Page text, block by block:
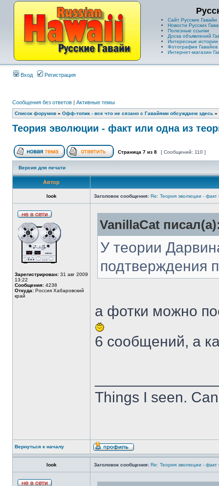
Сайт Русские Гавайи
Новости Русских
Полезные ссылки
Доска объявлений
Интересные истории
Фотографии Гавайев
Интернет-магазин
Вход Регистрация
Сообщения без ответов | Активные темы
Список форумов » Офф-топик - все что не сязано с Гавайями обсуждаем здесь »
Теория эволюции - факт или одна из
Страница 7 из 8 [ Сообщений: 110 ]
Версия для печати
Автор
look Заголовок сообщения: Re: Теория эволюции -
Зарегистрирован: 31 авг 2009
13:22
Сообщения: 4238
Откуда: Россия Хабаровский
край
VanillaCat
У теории
подтверждения
а фотки можно
6 сообщений, а
Things I seen.
Вернуться к началу
look Заголовок сообщения: Re: Теория эволюции -